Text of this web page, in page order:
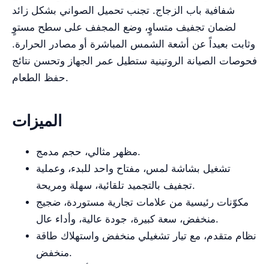
شفافية باب الزجاج. تجنب تحميل الصواني بشكل زائد
لضمان تجفيف متساوٍ، وضع المجفف على سطح مستوٍ
وثابت بعيداً عن أشعة الشمس المباشرة أو مصادر الحرارة.
فحوصات الصيانة الروتينية ستطيل عمر الجهاز وتحسن نتائج
حفظ الطعام.
الميزات
مظهر مثالي، حجم مدمج.
تشغيل بشاشة لمس، مفتاح واحد للبدء، وعملية
تجفيف بالتجميد تلقائية، سهلة ومريحة.
مكوّنات رئيسية من علامات تجارية مستوردة، ضجيج
منخفض، سعة كبيرة، جودة عالية، وأداء عال.
نظام متقدم، مع تيار تشغيلي منخفض واستهلاك طاقة
منخفض.